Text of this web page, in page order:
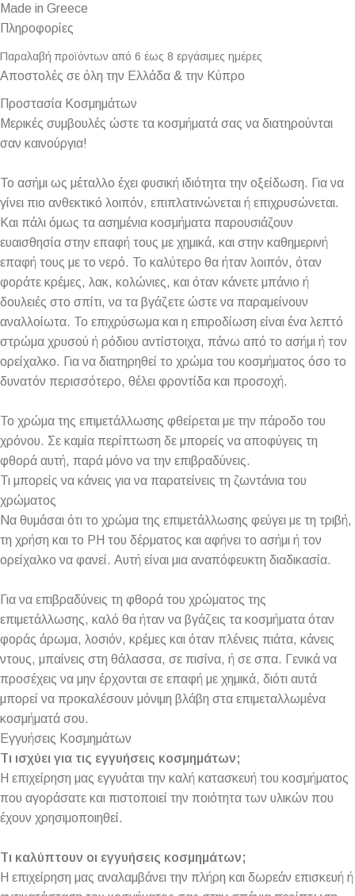
Made in Greece
Πληροφορίες
Παραλαβή προϊόντων από 6 έως 8 εργάσιμες ημέρες
Αποστολές σε όλη την Ελλάδα & την Κύπρο
Προστασία Κοσμημάτων
Μερικές συμβουλές ώστε τα κοσμήματά σας να διατηρούνται
σαν καινούργια!
Το ασήμι ως μέταλλο έχει φυσική ιδιότητα την οξείδωση. Για να
γίνει πιο ανθεκτικό λοιπόν, επιπλατινώνεται ή επιχρυσώνεται.
Και πάλι όμως τα ασημένια κοσμήματα παρουσιάζουν
ευαισθησία στην επαφή τους με χημικά, και στην καθημερινή
επαφή τους με το νερό. Το καλύτερο θα ήταν λοιπόν, όταν
φοράτε κρέμες, λακ, κολώνιες, και όταν κάνετε μπάνιο ή
δουλειές στο σπίτι, να τα βγάζετε ώστε να παραμείνουν
αναλλοίωτα. Το επιχρύσωμα και η επιροδίωση είναι ένα λεπτό
στρώμα χρυσού ή ρόδιου αντίστοιχα, πάνω από το ασήμι ή τον
ορείχαλκο. Για να διατηρηθεί το χρώμα του κοσμήματος όσο το
δυνατόν περισσότερο, θέλει φροντίδα και προσοχή.
Το χρώμα της επιμετάλλωσης φθείρεται με την πάροδο του
χρόνου. Σε καμία περίπτωση δε μπορείς να αποφύγεις τη
φθορά αυτή, παρά μόνο να την επιβραδύνεις.
Τι μπορείς να κάνεις για να παρατείνεις τη ζωντάνια του
χρώματος
Να θυμάσαι ότι το χρώμα της επιμετάλλωσης φεύγει με τη τριβή,
τη χρήση και το PH του δέρματος και αφήνει το ασήμι ή τον
ορείχαλκο να φανεί. Αυτή είναι μια αναπόφευκτη διαδικασία.
Για να επιβραδύνεις τη φθορά του χρώματος της
επιμετάλλωσης, καλό θα ήταν να βγάζεις τα κοσμήματα όταν
φοράς άρωμα, λοσιόν, κρέμες και όταν πλένεις πιάτα, κάνεις
ντους, μπαίνεις στη θάλασσα, σε πισίνα, ή σε σπα. Γενικά να
προσέχεις να μην έρχονται σε επαφή με χημικά, διότι αυτά
μπορεί να προκαλέσουν μόνιμη βλάβη στα επιμεταλλωμένα
κοσμήματά σου.
Εγγυήσεις Κοσμημάτων
Τι ισχύει για τις εγγυήσεις κοσμημάτων;
Η επιχείρηση μας εγγυάται την καλή κατασκευή του κοσμήματος
που αγοράσατε και πιστοποιεί την ποιότητα των υλικών που
έχουν χρησιμοποιηθεί.
Τι καλύπτουν οι εγγυήσεις κοσμημάτων;
Η επιχείρηση μας αναλαμβάνει την πλήρη και δωρεάν επισκευή ή